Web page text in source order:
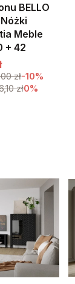
BELLO
Meble
+ 42
zł-10%
zł0%